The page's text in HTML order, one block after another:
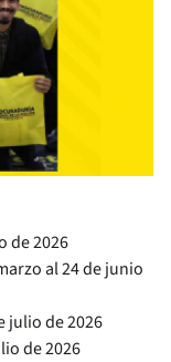
de 2026
al 24 de junio
julio de 2026
de 2026